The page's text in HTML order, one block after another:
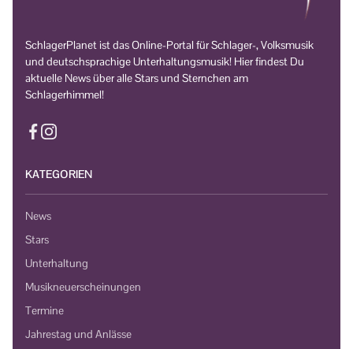
SchlagerPlanet ist das Online-Portal für Schlager-, Volksmusik
und deutschsprachige Unterhaltungsmusik! Hier findest Du
aktuelle News über alle Stars und Sternchen am
Schlagerhimmel!
KATEGORIEN
News
Stars
Unterhaltung
Musikneuerscheinungen
Termine
Jahrestag und Anlässe